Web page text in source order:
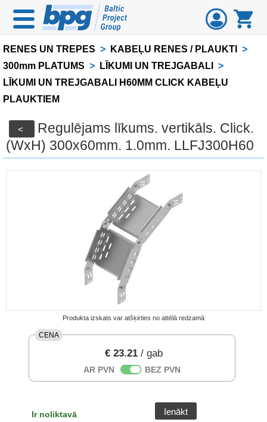
RENES UN TREPES > KABEĻU RENES / PLAUKTI
>
300mm PLATUMS > LĪKUMI UN TREJGABALI
>
LĪKUMI UN TREJGABALI H60MM CLICK KABEĻU
PLAUKTIEM
<
Regulējams līkums. vertikāls. Click.
(WxH) 300x60mm. 1.0mm. LLFJ300H60
Produkta izskats var atšķirties no attēlā redzamā
CENA
€ 23.21 / gab
AR PVN BEZ PVN
Ir noliktavā
Ienākt